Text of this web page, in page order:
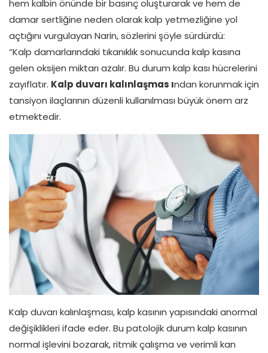
hem kalbin önünde bir basınç oluşturarak ve hem de
damar sertliğine neden olarak kalp yetmezliğine yol
açtığını vurgulayan Narin, sözlerini şöyle sürdürdü:
“Kalp damarlarındaki tıkanıklık sonucunda kalp kasına
gelen oksijen miktarı azalır. Bu durum kalp kası hücrelerini
zayıflatır. Kalp duvarı kalınlaşmas ından korunmak için
tansiyon ilaçlarının düzenli kullanılması büyük önem arz
etmektedir.
Kalp duvarı kalınlaşması, kalp kasının yapısındaki anormal
değişiklikleri ifade eder. Bu patolojik durum kalp kasının
normal işlevini bozarak, ritmik çalışma ve verimli kan